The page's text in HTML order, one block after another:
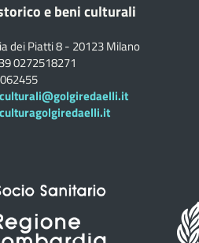
e beni culturali
dei Piatti 8 - 20123 Milano
0272518271